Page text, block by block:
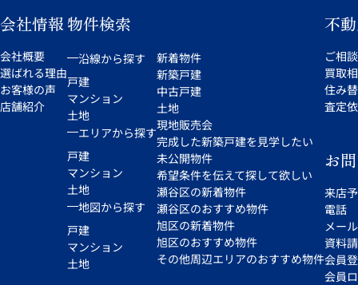
会社情報
会社概要
選ばれる理由
お客様の声
店舗紹介
物件検索
沿線から探す
戸建
マンション
土地
エリアから探す
戸建
マンション
土地
地図から探す
戸建
マンション
土地
新着物件
新築戸建
中古戸建
土地
現地販売会
完成した新築戸建を見学したい
未公開物件
希望条件を伝えて探して欲しい
瀬谷区の新着物件
瀬谷区のおすすめ物件
旭区の新着物件
旭区のおすすめ物件
その他周辺エリアのおすすめ物件
不
ご相
買取
住み
査定
お
来店
電話
メール
資料
会員
会員